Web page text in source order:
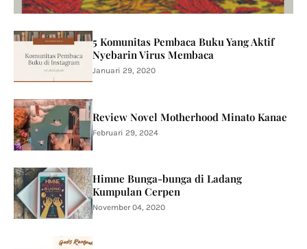
5 Komunitas Pembaca Buku Yang Aktif
Nyebarin Virus Membaca
Januari 29, 2020
Review Novel Motherhood Minato Kanae
Februari 29, 2024
Himne Bunga-bunga di Ladang
Kumpulan Cerpen
November 04, 2020